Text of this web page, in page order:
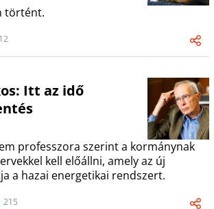
történt.
12
Itt az idő
professzora szerint a kormánynak
kell előállni, amely az új
a hazai energetikai rendszert.
215